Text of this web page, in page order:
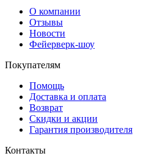
О компании
Отзывы
Новости
Фейерверк-шоу
Покупателям
Помощь
Доставка и оплата
Возврат
Скидки и акции
Гарантия производителя
Контакты